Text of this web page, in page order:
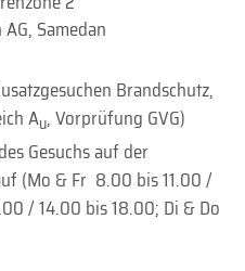
AG, Samedan
Brandschutz,
Au, Vorprüfung GVG)
Gesuchs auf der
(Mo & Fr 8.00 bis 11.00 /
/ 14.00 bis 18.00; Di & Do